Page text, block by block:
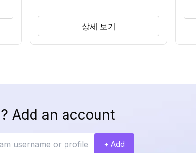
상세 보기
Add an account
+ Add